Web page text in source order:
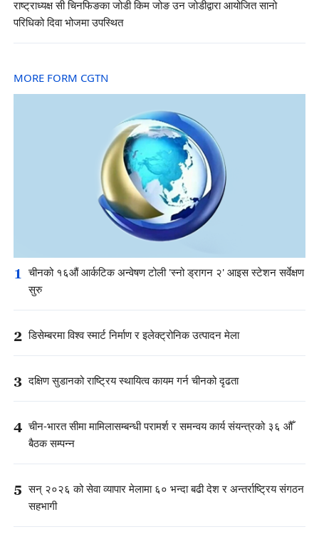
राष्ट्राध्यक्ष सी चिनफिङका जोडी किम जोङ उन जोडीद्वारा आयोजित सानो
परिधिको दिवा भोजमा उपस्थित
MORE FORM CGTN
1 चीनको १६औं आर्कटिक अन्वेषण टोली 'स्नो ड्रागन २' आइस स्टेशन सर्वेक्षण
सुरु
2 डिसेम्बरमा विश्व स्मार्ट निर्माण र इलेक्ट्रोनिक उत्पादन मेला
3 दक्षिण सुडानको राष्ट्रिय स्थायित्व कायम गर्न चीनको दृढता
4 चीन-भारत सीमा मामिलासम्बन्धी परामर्श र समन्वय कार्य संयन्त्रको ३६ औँ
बैठक सम्पन्न
5 सन् २०२६ को सेवा व्यापार मेलामा ६० भन्दा बढी देश र अन्तर्राष्ट्रिय संगठन
सहभागी